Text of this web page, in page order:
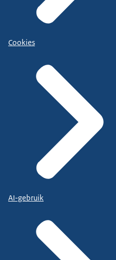
Cookies
AI-gebruik